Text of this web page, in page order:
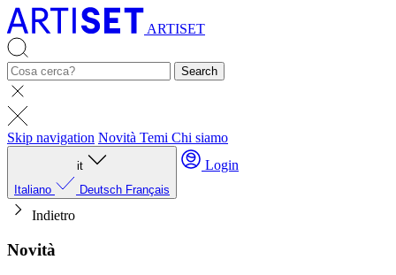
ARTISET
Search
Skip navigation Novità Temi Chi siamo
it
Italiano
Deutsch Français
Login
Indietro
Novità